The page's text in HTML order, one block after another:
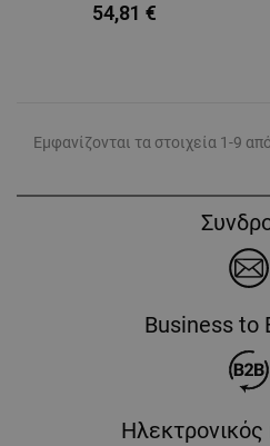
54,81 €
Εμφανίζονται τα στοιχεία 1-9
Business to